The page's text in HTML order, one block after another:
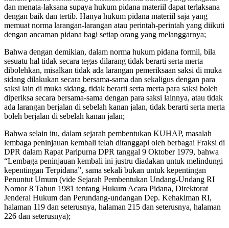
dan menata-laksana supaya hukum pidana materiil dapat terlaksana
dengan baik dan tertib. Hanya hukum pidana materiil saja yang
memuat norma larangan-larangan atau perintah-perintah yang diikuti
dengan ancaman pidana bagi setiap orang yang melanggarnya;
Bahwa dengan demikian, dalam norma hukum pidana formil, bila
sesuatu hal tidak secara tegas dilarang tidak berarti serta merta
dibolehkan, misalkan tidak ada larangan pemeriksaan saksi di muka
sidang dilakukan secara bersama-sama dan sekaligus dengan para
saksi lain di muka sidang, tidak berarti serta merta para saksi boleh
diperiksa secara bersama-sama dengan para saksi lainnya, atau tidak
ada larangan berjalan di sebelah kanan jalan, tidak berarti serta merta
boleh berjalan di sebelah kanan jalan;
Bahwa selain itu, dalam sejarah pembentukan KUHAP, masalah
lembaga peninjauan kembali telah ditanggapi oleh berbagai Fraksi di
DPR dalam Rapat Paripurna DPR tanggal 9 Oktober 1979, bahwa
“Lembaga peninjauan kembali ini justru diadakan untuk melindungi
kepentingan Terpidana”, sama sekali bukan untuk kepentingan
Penuntut Umum (vide Sejarah Pembentukan Undang-Undang RI
Nomor 8 Tahun 1981 tentang Hukum Acara Pidana, Direktorat
Jenderal Hukum dan Perundang-undangan Dep. Kehakiman RI,
halaman 119 dan seterusnya, halaman 215 dan seterusnya, halaman
226 dan seterusnya);